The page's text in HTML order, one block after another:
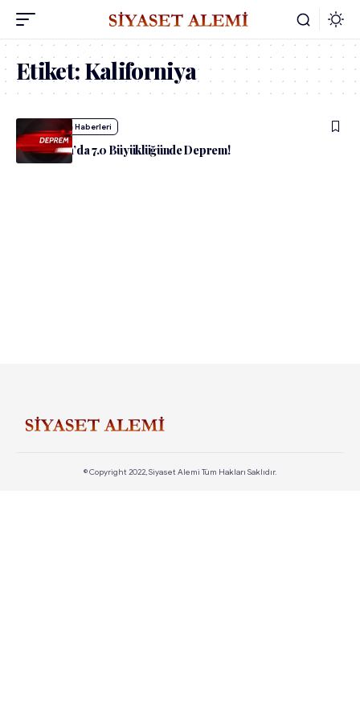
Etiket:Kaliforniya
Dünya Haberleri
Kaliforniya’da 7.0 Büyüklüğünde Deprem!
© Copyright 2022, Siyaset Alemi Tüm Hakları Saklıdır.